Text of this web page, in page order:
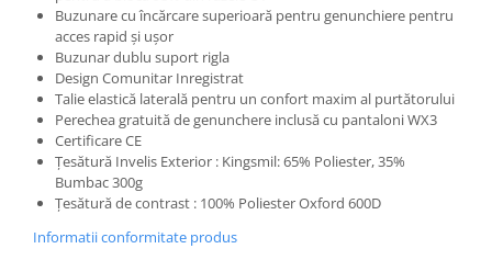
Buzunare cu încărcare superioară pentru genunchiere pentru
acces rapid și ușor
Buzunar dublu suport rigla
Design Comunitar Inregistrat
Talie elastică laterală pentru un confort maxim al purtătorului
Perechea gratuită de genunchere inclusă cu pantaloni WX3
Certificare CE
Țesătură Invelis Exterior : Kingsmil: 65% Poliester, 35%
Bumbac 300g
Țesătură de contrast : 100% Poliester Oxford 600D
Informatii conformitate produs